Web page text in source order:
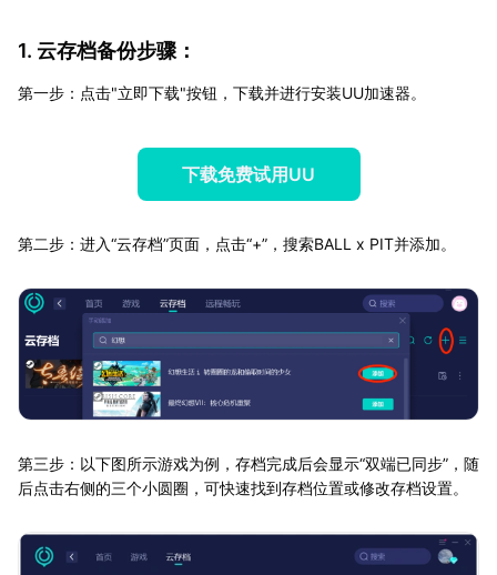
1. 云存档备份步骤：
第一步：点击"立即下载"按钮，下载并进行安装UU加速器。
下载免费试用UU
第二步：进入“云存档”页面，点击“+”，搜索BALL x PIT并添加。
第三步：以下图所示游戏为例，存档完成后会显示“双端已同步”，随
后点击右侧的三个小圆圈，可快速找到存档位置或修改存档设置。